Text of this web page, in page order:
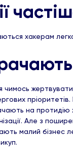
хакерам
чимось
на
Але з
малий бізнес